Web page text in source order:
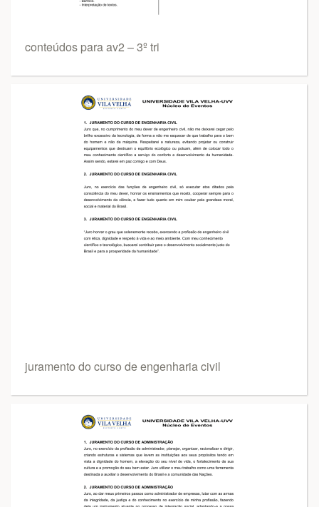
conteúdos para av2 – 3º tri
juramento do curso de engenharia civil